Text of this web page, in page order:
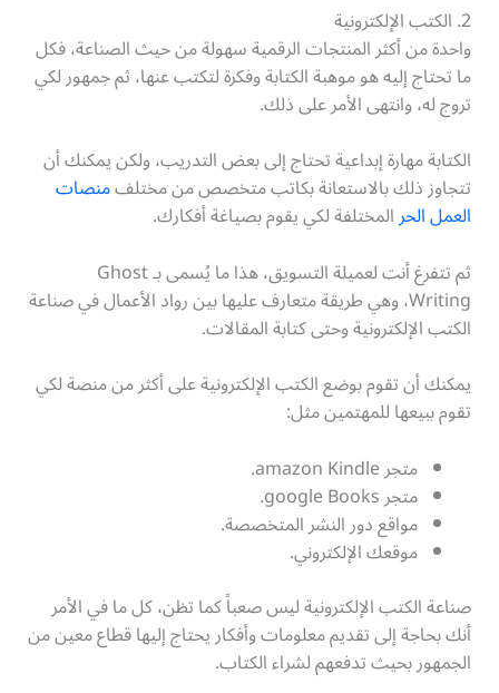
2. الكتب الإلكترونية
واحدة من أكثر المنتجات الرقمية سهولة من حيث الصناعة، فكل
ما تحتاج إليه هو موهبة الكتابة وفكرة لتكتب عنها، ثم جمهور لكي
تروج له، وانتهى الأمر على ذلك.
الكتابة مهارة إبداعية تحتاج إلى بعض التدريب، ولكن يمكنك أن
تتجاوز ذلك بالاستعانة بكاتب متخصص من مختلفمنصات
العمل الحرالمختلفة لكي يقوم بصياغة أفكارك.
ثم تتفرغ أنت لعميلة التسويق، هذا ما يُسمى بـ Ghost
Writing، وهي طريقة متعارف عليها بين رواد الأعمال في صناعة
الكتب الإلكترونية وحتى كتابة المقالات.
يمكنك أن تقوم بوضع الكتب الإلكترونية على أكثر من منصة لكي
تقوم ببيعها للمهتمين مثل:
متجر amazon Kindle.
متجر google Books.
مواقع دور النشر المتخصصة.
موقعك الإلكتروني.
صناعة الكتب الإلكترونية ليس صعباً كما تظن، كل ما في الأمر
أنك بحاجة إلى تقديم معلومات وأفكار يحتاج إليها قطاع معين من
الجمهور بحيث تدفعهم لشراء الكتاب.